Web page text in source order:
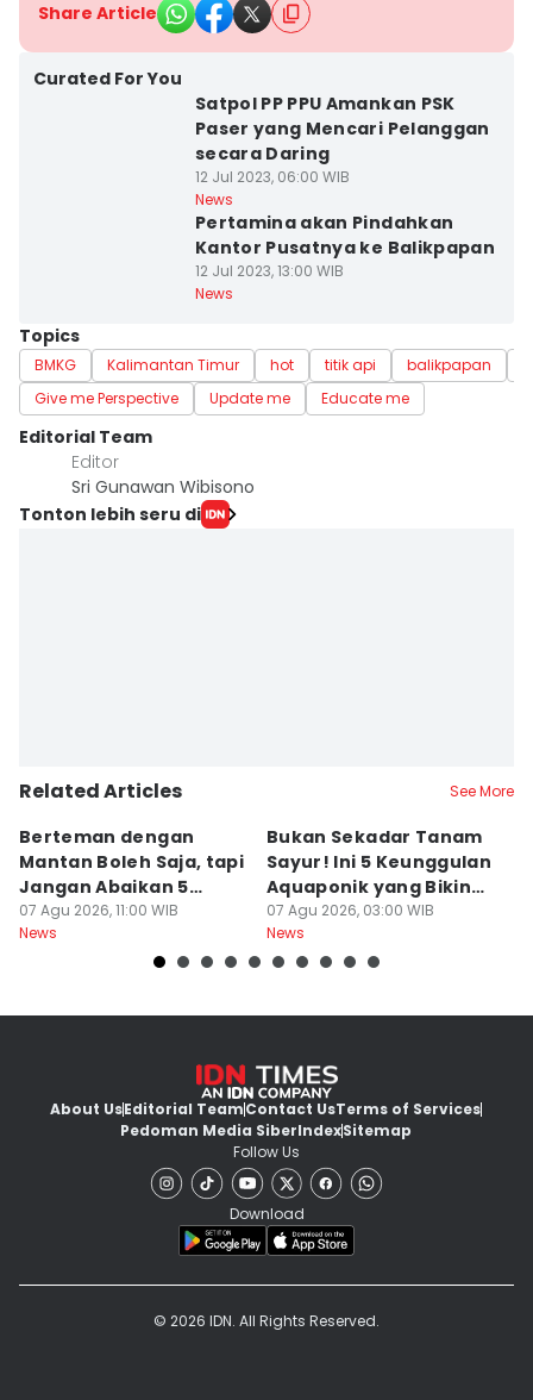
Share Article
Curated For You
Satpol PP PPU Amankan PSK
Paser yang Mencari Pelanggan
secara Daring
12 Jul 2023, 06:00 WIB
News
Pertamina akan Pindahkan
Kantor Pusatnya ke Balikpapan
12 Jul 2023, 13:00 WIB
News
Topics
BMKG Kalimantan Timur hot titik api balikpapan
Give me Perspective
Update me Educate me
Editorial Team
Editor
Sri Gunawan Wibisono
Tonton lebih seru di
Related Articles See More
Berteman dengan
Mantan Boleh Saja, tapi
Jangan Abaikan 5
Aturan Ini
07 Agu 2026, 11:00 WIB
News
Bukan Sekadar Tanam
Sayur! Ini 5 Keunggulan
Aquaponik yang Bikin
Takjub
07 Agu 2026, 03:00 WIB
News
About UsEditorial TeamContact UsTerms of Services
Pedoman Media SiberIndexSitemap
Follow Us
Download
© 2026 IDN. All Rights Reserved.